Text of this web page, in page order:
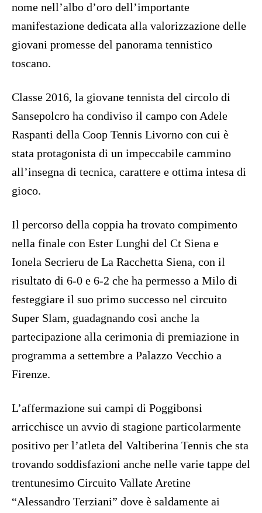
nome nell’albo d’oro dell’importante
manifestazione dedicata alla valorizzazione delle
giovani promesse del panorama tennistico
toscano.
Classe 2016, la giovane tennista del circolo di
Sansepolcro ha condiviso il campo con Adele
Raspanti della Coop Tennis Livorno con cui è
stata protagonista di un impeccabile cammino
all’insegna di tecnica, carattere e ottima intesa di
gioco.
Il percorso della coppia ha trovato compimento
nella finale con Ester Lunghi del Ct Siena e
Ionela Secrieru de La Racchetta Siena, con il
risultato di 6-0 e 6-2 che ha permesso a Milo di
festeggiare il suo primo successo nel circuito
Super Slam, guadagnando così anche la
partecipazione alla cerimonia di premiazione in
programma a settembre a Palazzo Vecchio a
Firenze.
L’affermazione sui campi di Poggibonsi
arricchisce un avvio di stagione particolarmente
positivo per l’atleta del Valtiberina Tennis che sta
trovando soddisfazioni anche nelle varie tappe del
trentunesimo Circuito Vallate Aretine
“Alessandro Terziani” dove è saldamente ai